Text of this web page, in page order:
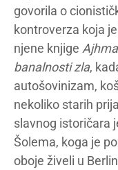
govorila o
kontroverza koja
njene knjige
banalnosti zla,
autošovinizam,
nekoliko starih
slavnog istoričara
Šolema, koga je
oboje živeli u